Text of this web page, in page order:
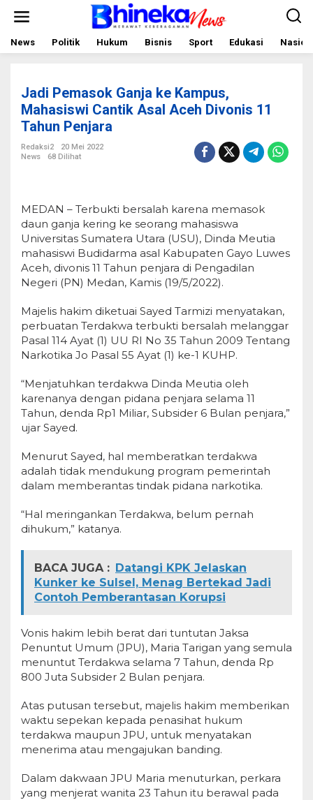
News Politik Hukum Bisnis Sport Edukasi
Jadi Pemasok Ganja ke Kampus,
Mahasiswi Cantik Asal Aceh Divonis 11
Tahun Penjara
Redaksi2
20 Mei 2022
News
68 Dilihat
MEDAN – Terbukti bersalah karena memasok
daun ganja kering ke seorang mahasiswa
Universitas Sumatera Utara (USU), Dinda Meutia
mahasiswi Budidarma asal Kabupaten Gayo Luwes
Aceh, divonis 11 Tahun penjara di Pengadilan
Negeri (PN) Medan, Kamis (19/5/2022).
Majelis hakim diketuai Sayed Tarmizi menyatakan,
perbuatan Terdakwa terbukti bersalah melanggar
Pasal 114 Ayat (1) UU RI No 35 Tahun 2009 Tentang
Narkotika Jo Pasal 55 Ayat (1) ke-1 KUHP.
“Menjatuhkan terdakwa Dinda Meutia oleh
karenanya dengan pidana penjara selama 11
Tahun, denda Rp1 Miliar, Subsider 6 Bulan penjara,”
ujar Sayed.
Menurut Sayed, hal memberatkan terdakwa
adalah tidak mendukung program pemerintah
dalam memberantas tindak pidana narkotika.
“Hal meringankan Terdakwa, belum pernah
dihukum,” katanya.
BACA JUGA : Datangi KPK Jelaskan
Kunker ke Sulsel, Menag Bertekad Jadi
Contoh Pemberantasan Korupsi
Vonis hakim lebih berat dari tuntutan Jaksa
Penuntut Umum (JPU), Maria Tarigan yang semula
menuntut Terdakwa selama 7 Tahun, denda Rp
800 Juta Subsider 2 Bulan penjara.
Atas putusan tersebut, majelis hakim memberikan
waktu sepekan kepada penasihat hukum
terdakwa maupun JPU, untuk menyatakan
menerima atau mengajukan banding.
Dalam dakwaan JPU Maria menuturkan, perkara
yang menjerat wanita 23 Tahun itu berawal pada